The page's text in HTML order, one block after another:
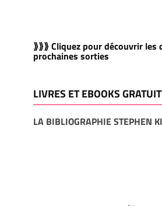
⟫⟫⟫ Cliquez pour découvrir les
prochaines sorties
LIVRES ET EBOOKS
LA BIBLIOGRAPHIE STEPHEN